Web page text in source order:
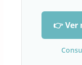
👉 Ver